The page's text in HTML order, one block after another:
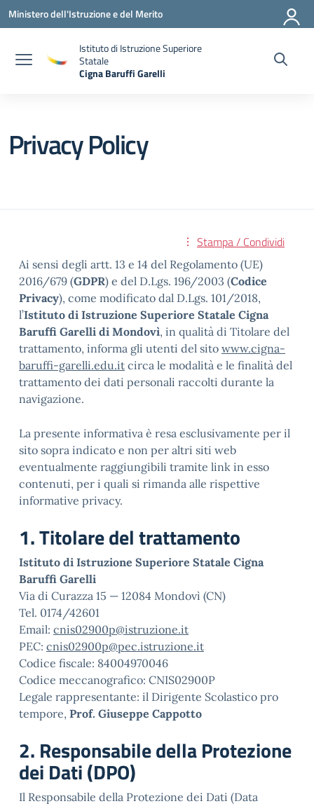
Vai ai contenuti
Vai al menu di navigazione
Vai al footer
Ministero dell'Istruzione e del Merito
Istituto di Istruzione Superiore
Statale
Cigna Baruffi Garelli
Privacy Policy
Stampa / Condividi
Ai sensi degli artt. 13 e 14 del Regolamento (UE)
2016/679 (GDPR) e del D.Lgs. 196/2003 (Codice
Privacy), come modificato dal D.Lgs. 101/2018,
l’Istituto di Istruzione Superiore Statale Cigna
Baruffi Garelli di Mondovì, in qualità di Titolare del
trattamento, informa gli utenti del sito www.cigna-
baruffi-garelli.edu.it circa le modalità e le finalità del
trattamento dei dati personali raccolti durante la
navigazione.
La presente informativa è resa esclusivamente per il
sito sopra indicato e non per altri siti web
eventualmente raggiungibili tramite link in esso
contenuti, per i quali si rimanda alle rispettive
informative privacy.
1. Titolare del trattamento
Istituto di Istruzione Superiore Statale Cigna
Baruffi Garelli
Via di Curazza 15 — 12084 Mondovì (CN)
Tel. 0174/42601
Email: cnis02900p@istruzione.it
PEC: cnis02900p@pec.istruzione.it
Codice fiscale: 84004970046
Codice meccanografico: CNIS02900P
Legale rappresentante: il Dirigente Scolastico pro
tempore, Prof. Giuseppe Cappotto
2. Responsabile della Protezione
dei Dati (DPO)
Il Responsabile della Protezione dei Dati (Data